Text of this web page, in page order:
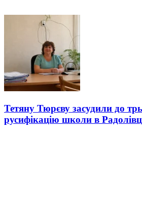
Тетяну Тюрєву засудили до
русифікацію школи в